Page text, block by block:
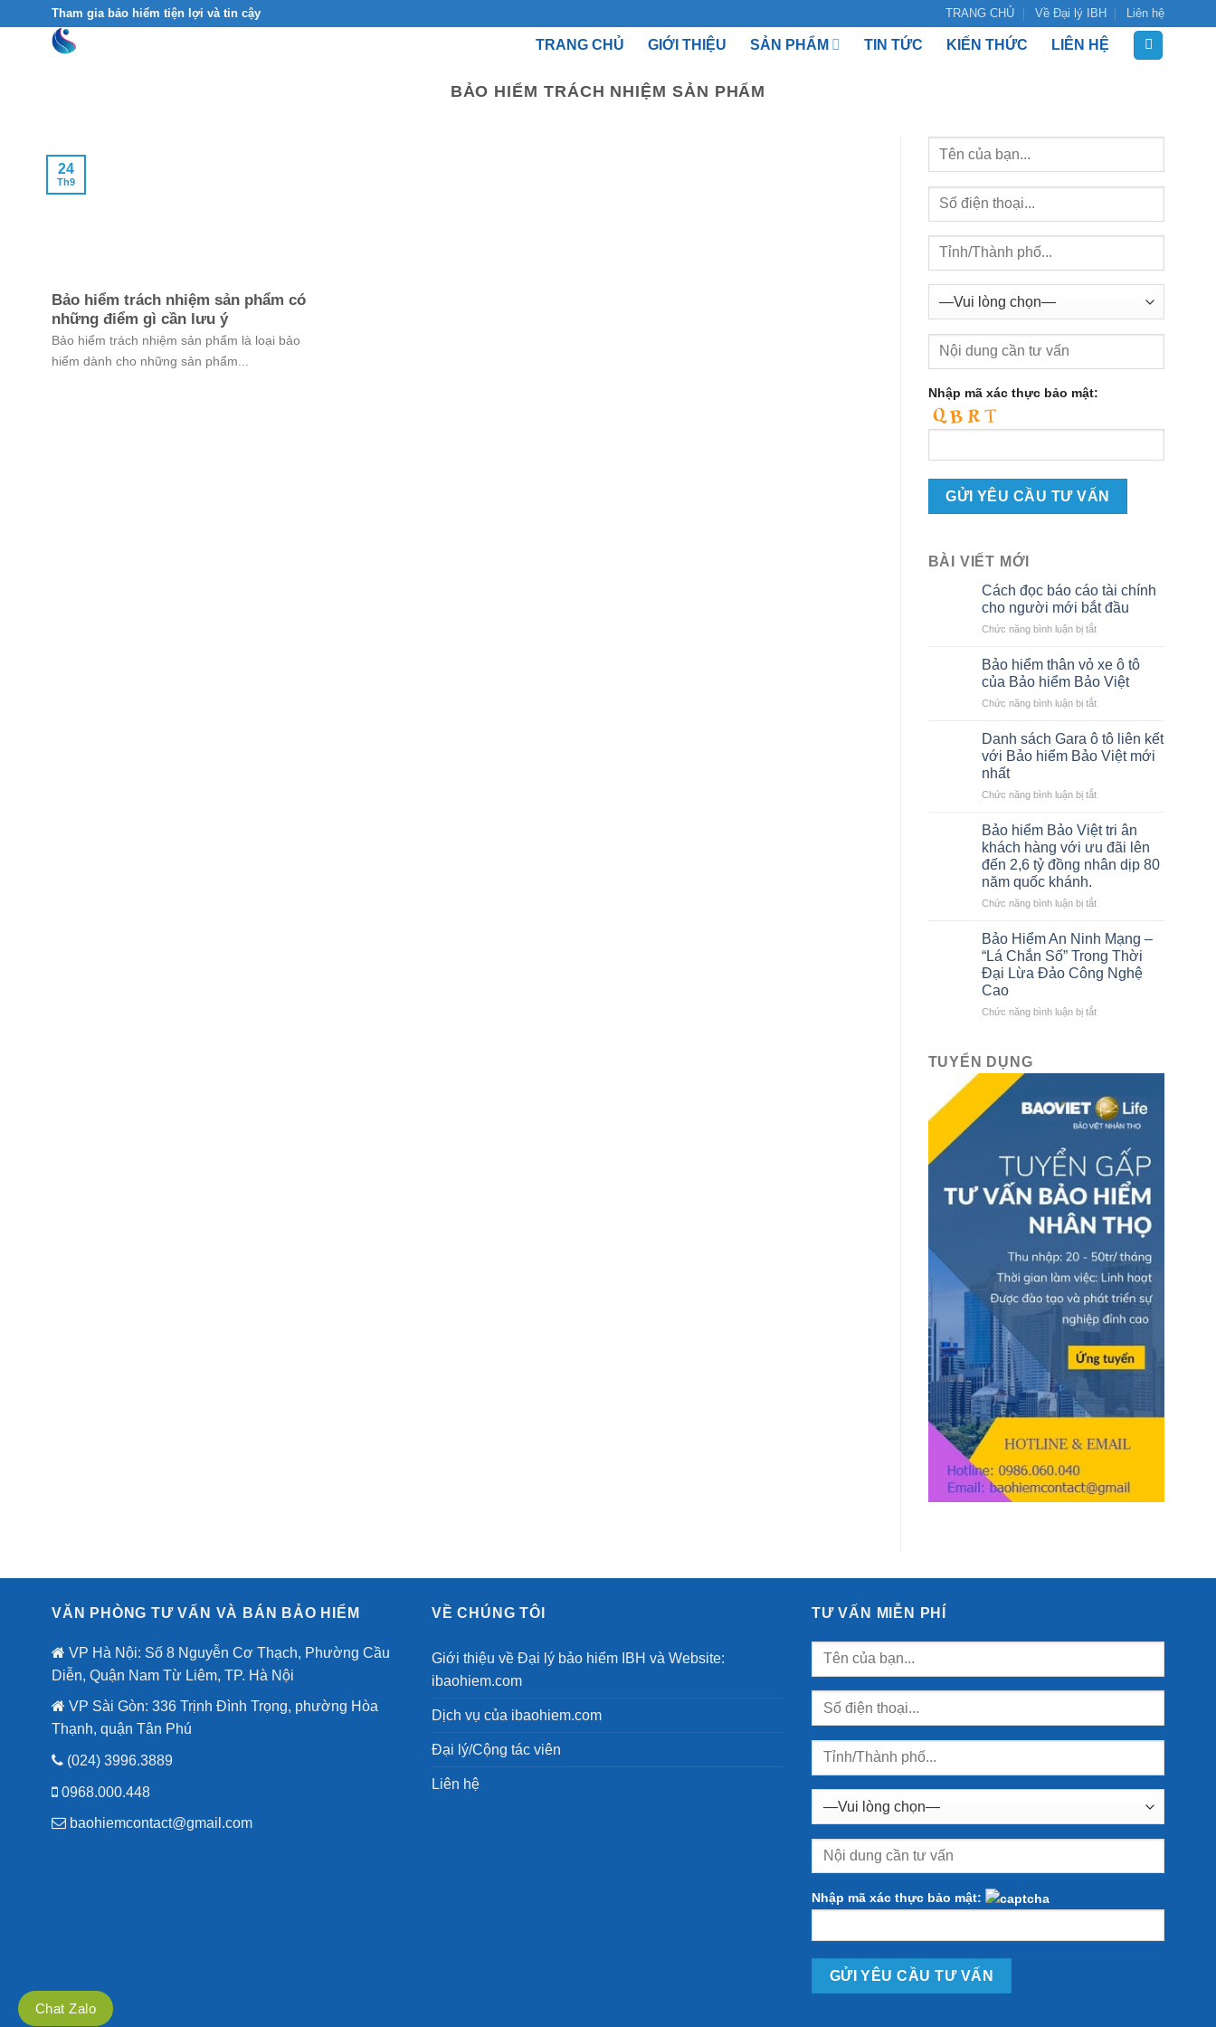
Tham gia bảo hiểm tiện lợi và tin cậy TRANG CHỦ Về Đại lý IBH Liên hệ
TRANG CHỦ GIỚI THIỆU SẢN PHẨM TIN TỨC KIẾN THỨC LIÊN HỆ
BẢO HIỂM TRÁCH NHIỆM SẢN PHẨM
Bảo hiểm trách nhiệm sản phẩm có
những điểm gì cần lưu ý
Bảo hiểm trách nhiệm sản phẩm là loại bảo
hiểm dành cho những sản phẩm...
24
Th9
Nhập mã xác thực bảo mật:
BÀI VIẾT MỚI
Cách đọc báo cáo tài chính
cho người mới bắt đầu
Chức năng bình luận bị tắtở
báo
cáo
tài
cho
người
đầu
Bảo hiểm thân vỏ xe ô tô
của Bảo hiểm Bảo Việt
Chức năng bình luận bị tắtở
hiểm
thân
vỏ
ô
của
Bảo
hiểm
Bảo
Danh sách Gara ô tô liên kết
với Bảo hiểm Bảo Việt mới
nhất
Chức năng bình luận bị tắtở
sách
Gara
ô
tô
kết
Bảo
hiểm
Bảo
Việt
nhất
Bảo hiểm Bảo Việt tri ân
khách hàng với ưu đãi lên
đến 2,6 tỷ đồng nhân dịp 80
năm quốc khánh.
Chức năng bình luận bị tắtở
hiểm
Bảo
Việt
tri
khách
đãi
đến
2,6
tỷ
nhân
dịp
80
năm
quốc
Bảo Hiểm An Ninh Mạng –
“Lá Chắn Số” Trong Thời
Đại Lừa Đảo Công Nghệ
Cao
Chức năng bình luận bị tắtở
Ninh
–
“Lá
Chắn
Trong
Thời
Đại
Lừa
Nghệ
Cao
TUYỂN DỤNG
VĂN PHÒNG TƯ VẤN VÀ BÁN BẢO HIỂM
VP Hà Nội: Số 8 Nguyễn Cơ Thạch, Phường Cầu
Diễn, Quận Nam Từ Liêm, TP. Hà Nội
VP Sài Gòn: 336 Trịnh Đình Trọng, phường Hòa
Thạnh, quận Tân Phú
(024) 3996.3889
0968.000.448
baohiemcontact@gmail.com
VỀ CHÚNG TÔI
Giới thiệu về Đại lý bảo hiểm IBH và Website:
ibaohiem.com
Dịch vụ của ibaohiem.com
Đại lý/Cộng tác viên
Liên hệ
TƯ VẤN MIỄN PHÍ
Nhập mã xác thực bảo mật:
Chat Zalo